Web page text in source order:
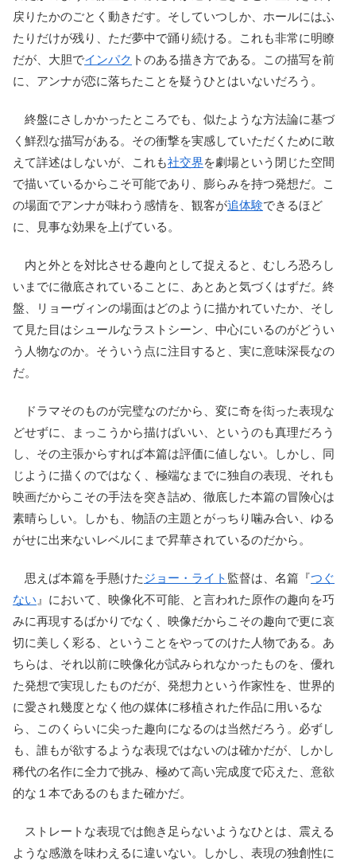
戻りたかのごとく動きだす。そしていつしか、ホールにはふ
たりだけが残り、ただ夢中で踊り続ける。これも非常に明瞭
だが、大胆でインパク トのある描き方である。この描写を前
に、アンナが恋に落ちたことを疑うひとはいないだろう。
終盤にさしかかったところでも、似たような方法論に基づ
く鮮烈な描写がある。その衝撃を実感していただくために敢
えて詳述はしないが、これも社交界を劇場という閉じた空間
で描いているからこそ可能であり、膨らみを持つ発想だ。こ
の場面でアンナが味わう感情を、観客が追体験できるほど
に、見事な効果を上げている。
内と外とを対比させる趣向として捉えると、むしろ恐ろし
いまでに徹底されていることに、あとあと気づくはずだ。終
盤、リョーヴィンの場面はどのように描かれていたか、そし
て見た目はシュールなラストシーン、中心にいるのがどうい
う人物なのか。そういう点に注目すると、実に意味深長なの
だ。
ドラマそのものが完璧なのだから、変に奇を衒った表現な
どせずに、まっこうから描けばいい、というのも真理だろう
し、その主張からすれば本篇は評価に値しない。しかし、同
じように描くのではなく、極端なまでに独自の表現、それも
映画だからこその手法を突き詰め、徹底した本篇の冒険心は
素晴らしい。しかも、物語の主題とがっちり噛み合い、ゆる
がせに出来ないレベルにまで昇華されているのだから。
思えば本篇を手懸けたジョー・ライト 監督は、名篇『つぐ
ない 』において、映像化不可能、と言われた原作の趣向を巧
みに再現するばかりでなく、映像だからこその趣向で更に哀
切に美しく彩る、ということをやってのけた人物である。あ
ちらは、それ以前に映像化が試みられなかったものを、優れ
た発想で実現したものだが、発想力という作家性を、世界的
に愛され幾度となく他の媒体に移植された作品に用いるな
ら、このくらいに尖った趣向になるのは当然だろう。必ずし
も、誰もが欲するような表現ではないのは確かだが、しかし
稀代の名作に全力で挑み、極めて高い完成度で応えた、意欲
的な１本であるのもまた確かだ。
ストレートな表現では飽き足らないようなひとは、震える
ような感激を味わえるに違いない。しかし、表現の独創性に